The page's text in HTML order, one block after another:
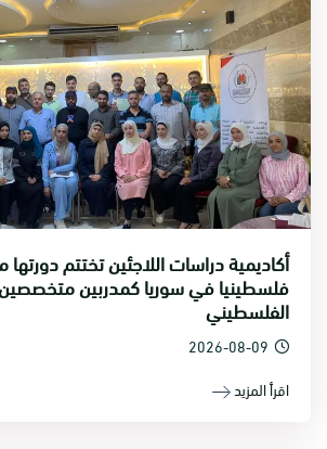
فلسطينيا في سوريا كمدربين
الفلسطيني
2026-08-09
اقرأ المزيد